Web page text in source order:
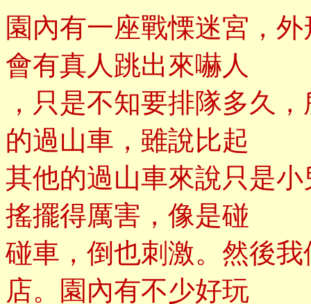
園內有一座戰慄迷宮，
會有真人跳出來嚇人
，只是不知要排隊多久
的過山車，雖說比起
其他的過山車來說只是
搖擺得厲害，像是碰
碰車，倒也刺激。然後
店。園內有不少好玩